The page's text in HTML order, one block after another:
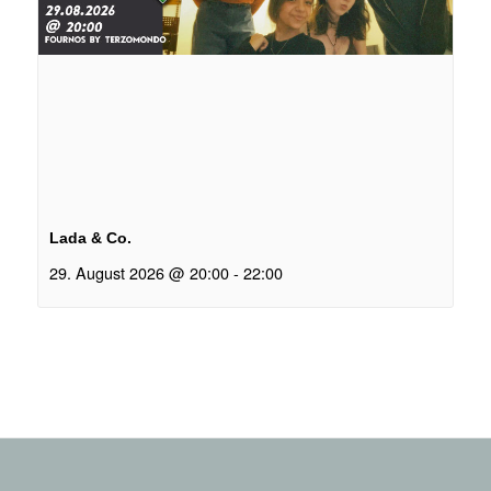
Lada & Co.
29. August 2026 @ 20:00 - 22:00